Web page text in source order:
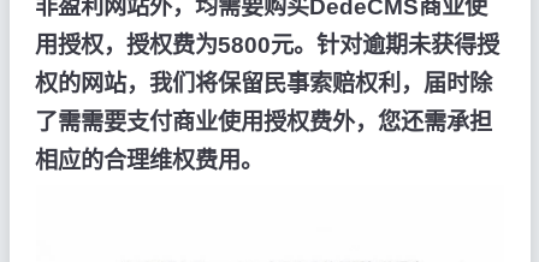
非盈利网站外，均需要购买DedeCMS商业使
用授权，授权费为5800元。针对逾期未获得授
权的网站，我们将保留民事索赔权利，届时除
了需需要支付商业使用授权费外，您还需承担
相应的合理维权费用。